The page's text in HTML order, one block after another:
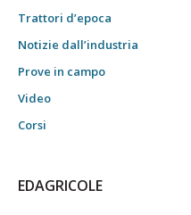
Trattori d’epoca
Notizie dall’industria
Prove in campo
Video
Corsi
EDAGRICOLE